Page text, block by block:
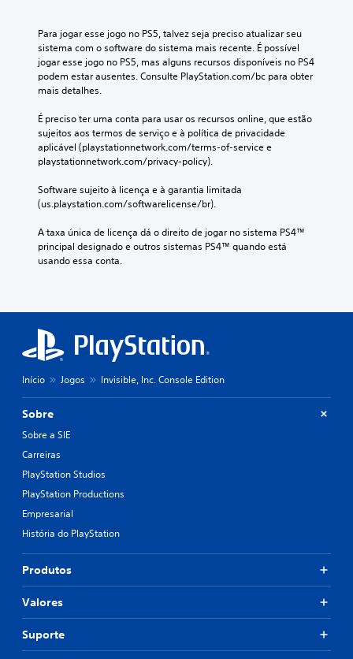
Para jogar esse jogo no PS5, talvez seja preciso atualizar seu
sistema com o software do sistema mais recente. É possível
jogar esse jogo no PS5, mas alguns recursos disponíveis no PS4
podem estar ausentes. Consulte PlayStation.com/bc para obter
mais detalhes.
É preciso ter uma conta para usar os recursos online, que estão
sujeitos aos termos de serviço e à política de privacidade
aplicável (playstationnetwork.com/terms-of-service e
playstationnetwork.com/privacy-policy).
Software sujeito à licença e à garantia limitada
(us.playstation.com/softwarelicense/br).
A taxa única de licença dá o direito de jogar no sistema PS4™
principal designado e outros sistemas PS4™ quando está
usando essa conta.
Início Jogos Invisible, Inc. Console Edition
Sobre
Sobre a SIE
Carreiras
PlayStation Studios
PlayStation Productions
Empresarial
História do PlayStation
Produtos
Valores
Suporte